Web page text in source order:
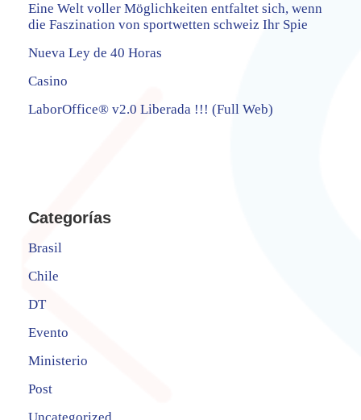
Eine Welt voller Möglichkeiten entfaltet sich, wenn
die Faszination von sportwetten schweiz Ihr Spie
Nueva Ley de 40 Horas
Casino
LaborOffice® v2.0 Liberada !!! (Full Web)
Categorías
Brasil
Chile
DT
Evento
Ministerio
Post